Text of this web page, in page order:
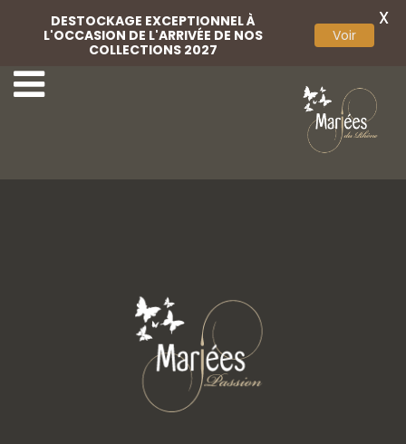
Marini Marini 09
DESTOCKAGE EXCEPTIONNEL À
L'OCCASION DE L'ARRIVÉE DE NOS
COLLECTIONS 2027
Voir
X